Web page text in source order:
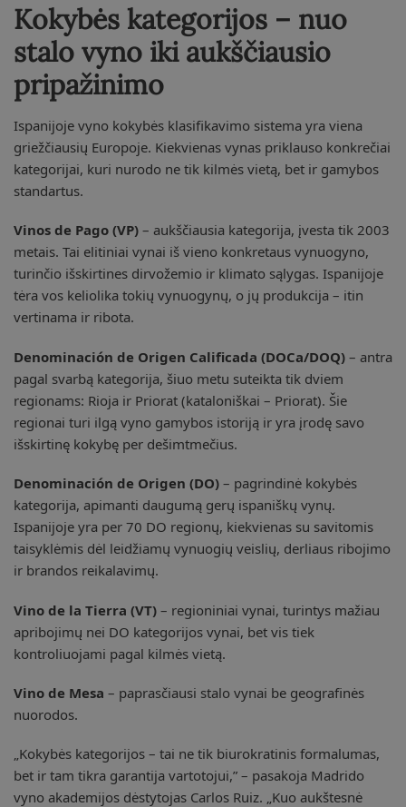
Kokybės kategorijos – nuo
stalo vyno iki aukščiausio
pripažinimo
Ispanijoje vyno kokybės klasifikavimo sistema yra viena
griežčiausių Europoje. Kiekvienas vynas priklauso konkrečiai
kategorijai, kuri nurodo ne tik kilmės vietą, bet ir gamybos
standartus.
Vinos de Pago (VP) – aukščiausia kategorija, įvesta tik 2003
metais. Tai elitiniai vynai iš vieno konkretaus vynuogyno,
turinčio išskirtines dirvožemio ir klimato sąlygas. Ispanijoje
tėra vos keliolika tokių vynuogynų, o jų produkcija – itin
vertinama ir ribota.
Denominación de Origen Calificada (DOCa/DOQ) – antra
pagal svarbą kategorija, šiuo metu suteikta tik dviem
regionams: Rioja ir Priorat (kataloniškai – Priorat). Šie
regionai turi ilgą vyno gamybos istoriją ir yra įrodę savo
išskirtinę kokybę per dešimtmečius.
Denominación de Origen (DO) – pagrindinė kokybės
kategorija, apimanti daugumą gerų ispaniškų vynų.
Ispanijoje yra per 70 DO regionų, kiekvienas su savitomis
taisyklėmis dėl leidžiamų vynuogių veislių, derliaus ribojimo
ir brandos reikalavimų.
Vino de la Tierra (VT) – regioniniai vynai, turintys mažiau
apribojimų nei DO kategorijos vynai, bet vis tiek
kontroliuojami pagal kilmės vietą.
Vino de Mesa – paprasčiausi stalo vynai be geografinės
nuorodos.
„Kokybės kategorijos – tai ne tik biurokratinis formalumas,
bet ir tam tikra garantija vartotojui,” – pasakoja Madrido
vyno akademijos dėstytojas Carlos Ruiz. „Kuo aukštesnė